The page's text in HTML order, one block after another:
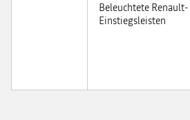
Beleuchtete Renault-
Einstiegsleisten